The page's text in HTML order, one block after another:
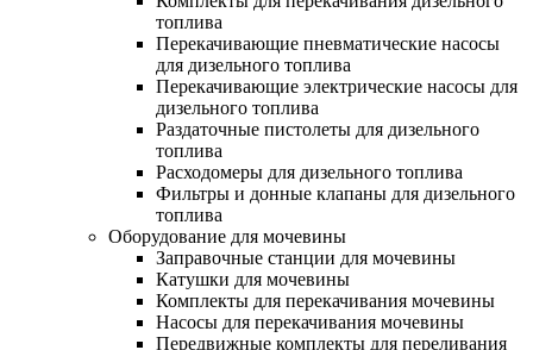
топлива
Перекачивающие пневматические насосы
для дизельного топлива
Перекачивающие электрические насосы для
дизельного топлива
Раздаточные пистолеты для дизельного
топлива
Расходомеры для дизельного топлива
Фильтры и донные клапаны для дизельного
топлива
Оборудование для мочевины
Заправочные станции для мочевины
Катушки для мочевины
Комплекты для перекачивания мочевины
Насосы для перекачивания мочевины
Передвижные комплекты для переливания